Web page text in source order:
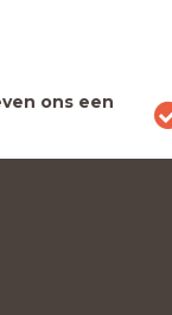
ons een